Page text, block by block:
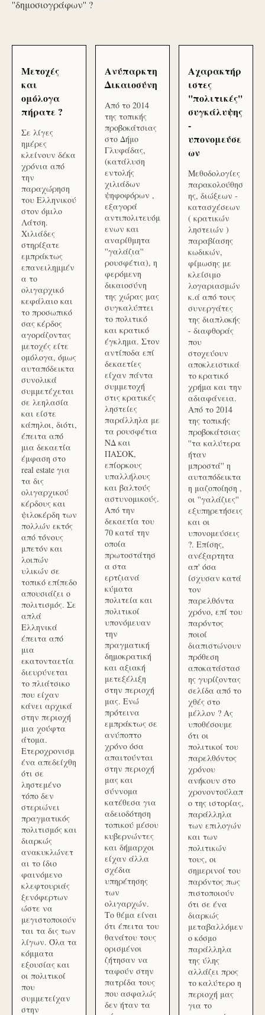
''δημοσιογράφων'' ?
Μετοχές
και
ομόλογα
πήρατε ?
Σε λίγες
ημέρες
κλείνουν δέκα
χρόνια από
την
παραχώρηση
του Ελληνικού
στον όμιλο
Λάτση.
Χιλιάδες
στηρίξατε
εμπράκτως
επανειλημμέν
α το
ολιγαρχικό
κεφάλαιο και
το προσωπικό
σας κέρδος
αγοράζοντας
μετοχές είτε
ομόλογα, όμως
αυταπόδεικτα
συνολικά
συμμετέχεται
σε λεηλασία
και είστε
κάπηλοι, διότι,
έπειτα από
μια δεκαετία
έμφαση στο
real estate για
τα δις
ολιγαρχικού
κέρδους και
ψιλοκέρδη των
πολλών εκτός
από τόνους
μπετόν και
λοιπών
υλικών σε
τοπικό επίπεδο
απουσιάζει ο
πολιτισμός. Σε
απλά
Ελληνικά
έπειτα από
μια
εκατονταετία
διευρύνεται
το πλιάτσικο
που είχαν
κάνει αρχικά
στην περιοχή
μια χούφτα
άτομα.
Ετεροχρονισμ
ένα απεδείχθη
ότι σε
ληστεμένο
τόπο δεν
στεριώνει
πραγματικός
πολιτισμός και
διαρκώς
ανακυκλώνετ
αι το ίδιο
φαινόμενο
κλεφτουριάς
ξενόφερτων
ώστε να
μεγιστοποιούν
ται τα δις των
λίγων. Όλα τα
κόμματα
εξουσίας και
οι πολιτικοί
που
συμμετείχαν
στην
Ανύπαρκτη
Δικαιοσύνη
Από το 2014
της τοπικής
προβοκάτσιας
στο Δήμο
Γλυφάδας,
(κατάλυση
εντολής
χιλιάδων
ψηφοφόρων ,
εξαγορά
αντιπολιτευόμ
ενων και
αναρίθμητα
''γαλάζια''
ρουσφέτια), η
φερόμενη
δικαιοσύνη
της χώρας μας
συγκαλύπτει
το πολιτικό
και κρατικό
έγκλημα. Στον
αντίποδα επί
δεκαετίες
είχαν πάντα
συμμετοχή
στις κρατικές
ληστείες
παράλληλα με
τα ρουσφέτια
ΝΔ και
ΠΑΣΟΚ,
επίορκους
υπαλλήλους
και βαλτούς
αστυνομικούς.
Από την
δεκαετία του
70 κατά την
οποία
πρωτοστάτησ
α στα
ερτζιανά
κύματα
πολιτεία και
πολιτικοί
υπονόμευαν
την
πραγματική
δημοκρατική
και αξιακή
μετεξέλιξη
στην περιοχή
μας. Ενώ
πρότεινα
εμπράκτως σε
ανύποπτο
χρόνο όσα
απαιτούνται
στην περιοχή
μας και
σύννομα
κατέθεσα για
αδειοδότηση
τοπικού μέσου
κυβερνώντες
και δήμαρχοι
είχαν άλλα
σχέδια
υπηρέτησης
των
ολιγαρχών.
Το θέμα είναι
ότι έπειτα του
θανάτου τους
ορισμένοι
ζήτησαν να
ταφούν στην
πατρίδα τους
που ασφαλώς
δεν ήταν τα
Αχαρακτήρ
ιστες
''πολιτικές''
συγκάλυψης
-
υπονομεύσε
ων
Μεθοδολογίες
παρακολούθησ
ης, διώξεων -
κατασχέσεων
( κρατικών
ληστειών )
παραβίασης
κωδικών,
φίμωσης με
κλείσιμο
λογαριασμών
κ.ά από τους
συνεργάτες
της διαπλοκής
- διαφθοράς
που
στοχεύουν
αποκλειστικά
το κρατικό
χρήμα και την
αδιαφάνεια.
Από το 2014
της τοπικής
προβοκάτσιας
''τα καλύτερα
ήταν
μπροστά'' η
αυταπόδεικτα
η μαζοποίηση ,
οι ''γαλάζιες''
εξυπηρετήσεις
και οι
υπονομεύσεις
?. Επίσης,
ανέξαρτητα
απ' όσα
ίσχυσαν κατά
τον
παρελθόντα
χρόνο, επί του
παρόντος
ποιοί
διαπιστώνουν
πρόθεση
αποκατάστασ
ης γυρίζοντας
σελίδα από το
χθές στο
μέλλον ? Ας
υποθέσουμε
ότι οι
πολιτικοί του
παρελθόντος
χρόνου
ανήκουν στο
χρονοντούλαπ
ο της ιστορίας,
παράλληλα
των επιλογών
και των
πολιτικών
τους, οι
σημερινοί του
παρόντος πως
πιστοποιούν
ότι σε ένα
διαρκώς
μεταβαλλόμεν
ο κόσμο
παράλληλα
της ύλης
αλλάζει προς
το καλύτερο η
περιοχή μας
για το